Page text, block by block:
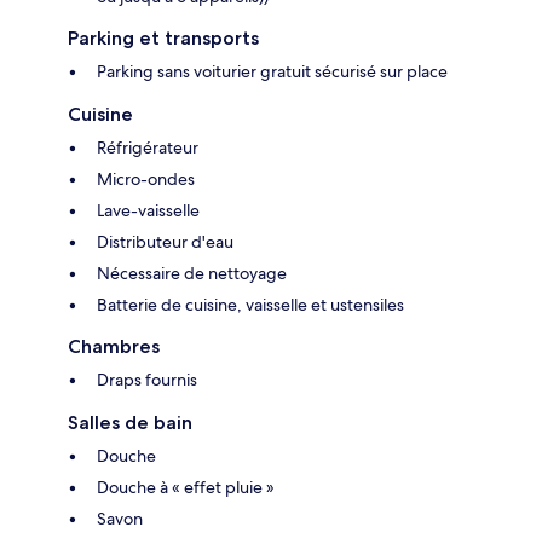
Parking et transports
Parking sans voiturier gratuit sécurisé sur place
Cuisine
Réfrigérateur
Micro-ondes
Lave-vaisselle
Distributeur d'eau
Nécessaire de nettoyage
Batterie de cuisine, vaisselle et ustensiles
Chambres
Draps fournis
Salles de bain
Douche
Douche à « effet pluie »
Savon